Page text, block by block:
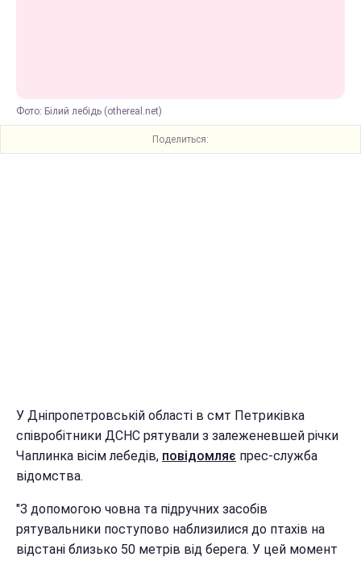
Фото: Білий лебідь (othereal.net)
Поделиться:
У Дніпропетровській області в смт Петриківка
співробітники ДСНС рятували з залеженевшей річки
Чаплинка вісім лебедів, повідомляє прес-служба
відомства.
"З допомогою човна та підручних засобів
рятувальники поступово наблизилися до птахів на
відстані близько 50 метрів від берега. У цей момент